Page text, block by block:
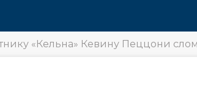
«Кельна» Кевину Пеццони